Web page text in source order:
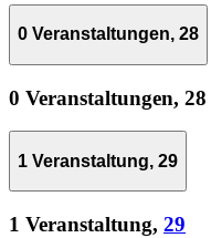
0 Veranstaltungen, 28
0 Veranstaltungen, 28
1 Veranstaltung, 29
1 Veranstaltung, 29